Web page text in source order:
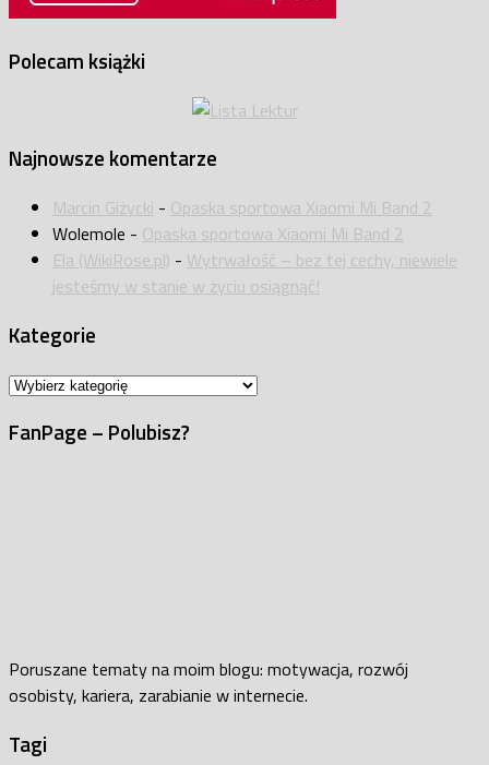
Polecam książki
Najnowsze komentarze
Marcin Giżycki - Opaska sportowa Xiaomi Mi Band 2
Wolemole - Opaska sportowa Xiaomi Mi Band 2
Ela (WikiRose.pl) - Wytrwałość – bez tej cechy, niewiele
jesteśmy w stanie w życiu osiągnąć!
Kategorie
Kategorie
FanPage – Polubisz?
Poruszane tematy na moim blogu: motywacja, rozwój
osobisty, kariera, zarabianie w internecie.
Tagi